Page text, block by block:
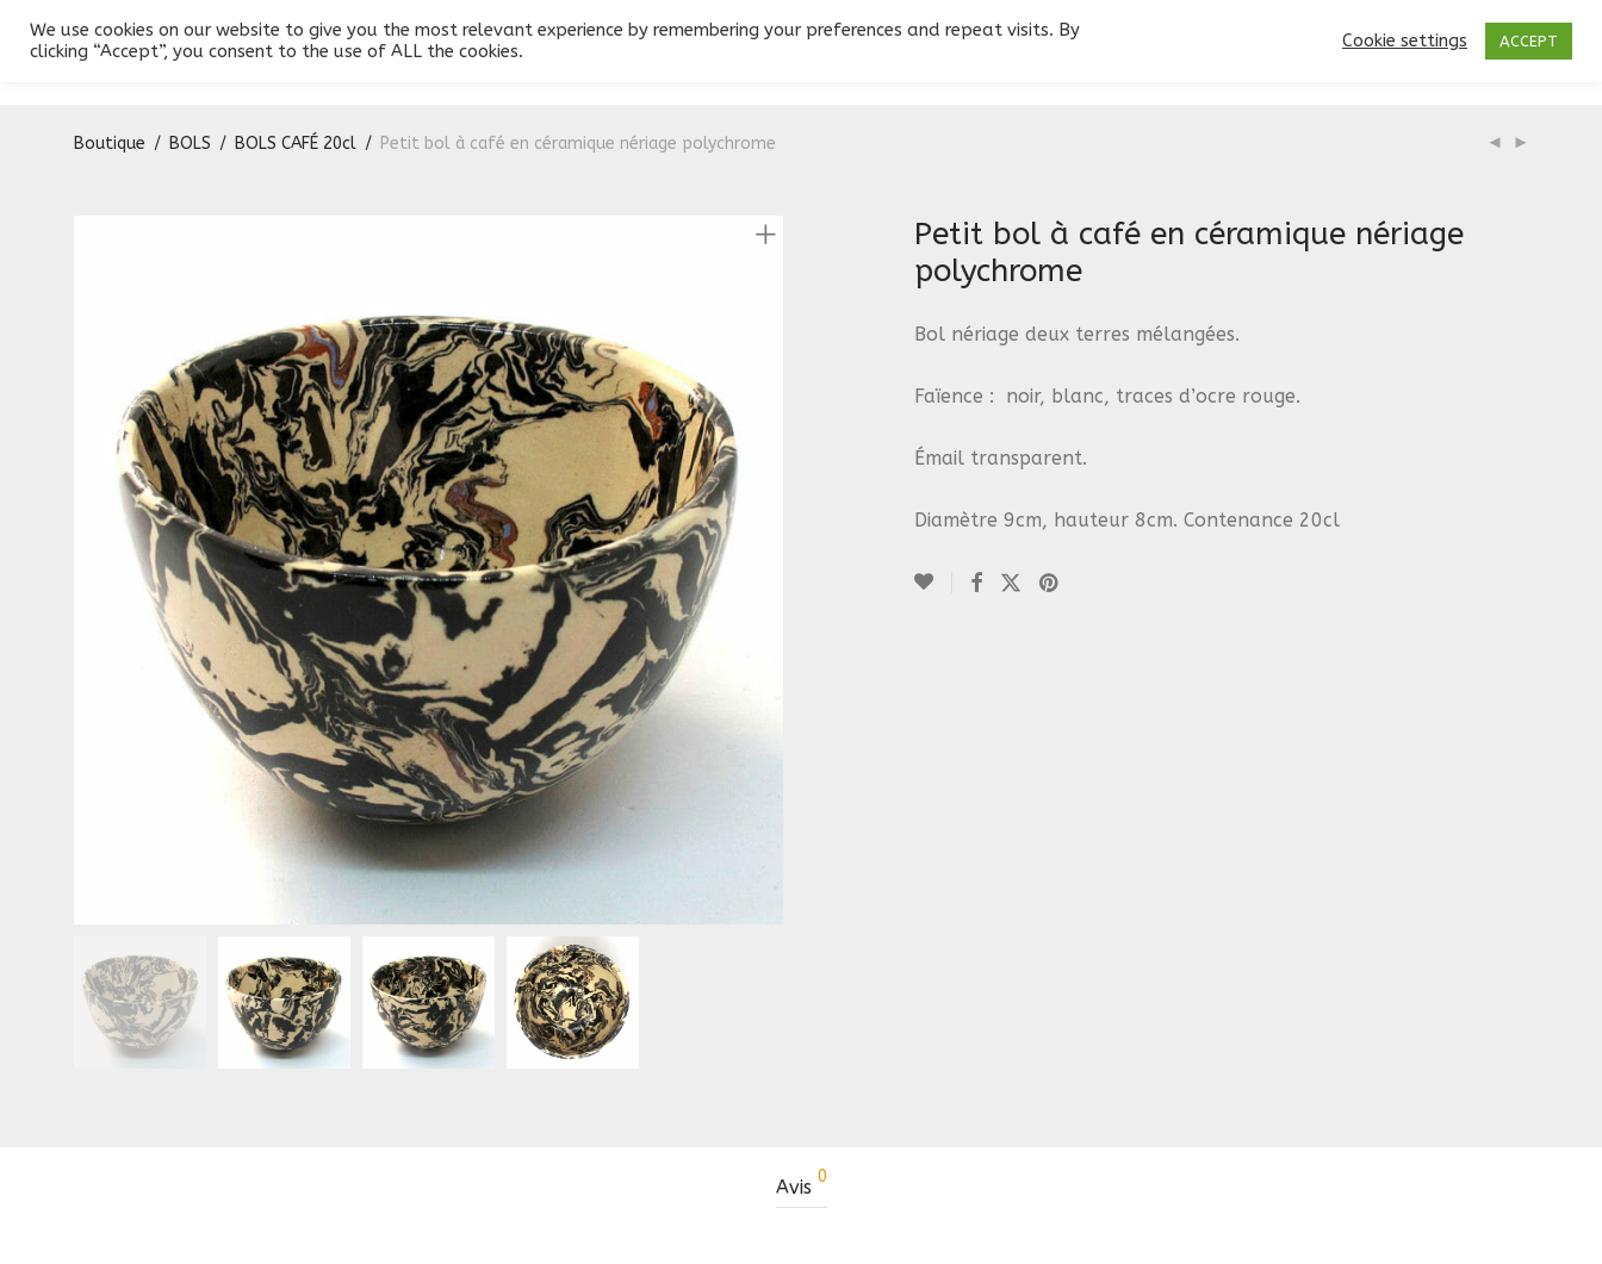
Produits Conception Galerie Contact
Boutique / BOLS / BOLS CAFÉ 20cl / Petit bol à café en céramique nériage polychrome
Petit bol à café en céramique nériage
polychrome
Bol nériage deux terres mélangées.
Faïence : noir, blanc, traces d’ocre rouge.
Émail transparent.
Diamètre 9cm, hauteur 8cm. Contenance 20cl
Avis 0
We use cookies on our website to give you the most relevant experience by remembering your preferences and repeat visits. By
clicking “Accept”, you consent to the use of ALL the cookies.
Cookie settings ACCEPT